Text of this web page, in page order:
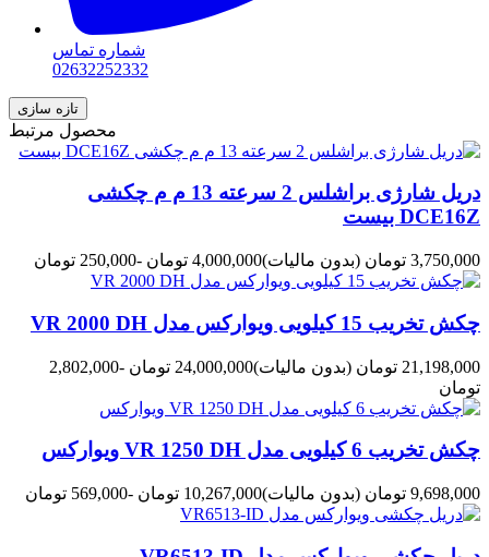
شماره تماس
02632252332
محصول مرتبط
دریل شارژی براشلس 2 سرعته 13 م م چکشی
DCE16Z بیست
3,750,000 تومان (بدون مالیات)4,000,000 تومان -250,000 تومان
چکش تخریب 15 کیلویی ویوارکس مدل VR 2000 DH
21,198,000 تومان (بدون مالیات)24,000,000 تومان
-2,802,000
تومان
چکش تخریب 6 کیلویی مدل VR 1250 DH ویوارکس
9,698,000 تومان (بدون مالیات)10,267,000 تومان -569,000 تومان